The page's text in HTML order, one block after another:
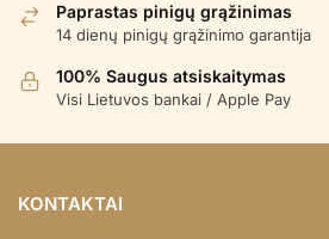
Paprastas pinigų grąžinimas
14 dienų pinigų grąžinimo garantija
100% Saugus atsiskaitymas
Visi Lietuvos bankai / Apple Pay
KONTAKTAI